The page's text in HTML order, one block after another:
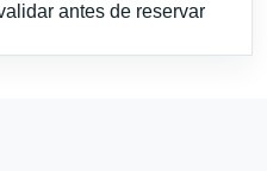
antes de reservar